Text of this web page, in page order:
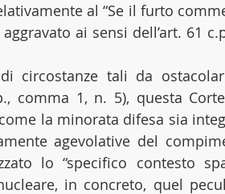
al “Se il furto
ai sensi dell’art. 61
circostanze tali da
comma 1, n. 5), questa
la minorata difesa sia
agevolative del
lo “specifico contesto
in concreto, quel